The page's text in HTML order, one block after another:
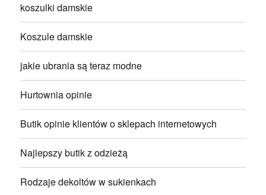
koszulki damskie
Koszule damskie
jakie ubrania są teraz modne
Hurtownia opinie
Butik opinie klientów o sklepach internetowych
Najlepszy butik z odzieżą
Rodzaje dekoltów w sukienkach